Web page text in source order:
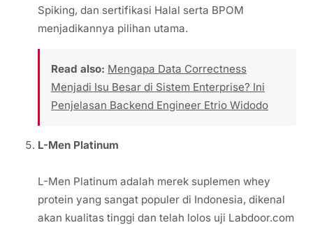
Spiking, dan sertifikasi Halal serta BPOM
menjadikannya pilihan utama.
Read also: Mengapa Data Correctness
Menjadi Isu Besar di Sistem Enterprise? Ini
Penjelasan Backend Engineer Etrio Widodo
L-Men Platinum
L-Men Platinum adalah merek suplemen whey
protein yang sangat populer di Indonesia, dikenal
akan kualitas tinggi dan telah lolos uji Labdoor.com